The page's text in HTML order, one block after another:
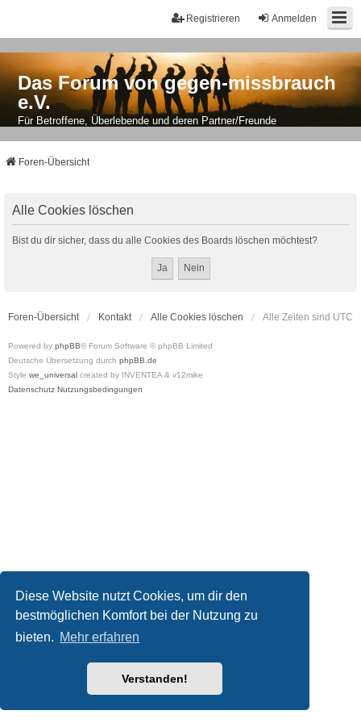
Diese Website nutzt Cookies, um dir den
bestmöglichen Komfort bei der Nutzung zu
bieten. Mehr erfahren
Verstanden!
Anmelden
Registrieren
Das Forum von gegen-missbrauch
e.V.
Für Betroffene, Überlebende und deren Partner/Freunde
Foren-Übersicht
Alle Cookies löschen
Bist du dir sicher, dass du alle Cookies des Boards löschen möchtest?
Foren-Übersicht Kontakt Alle Cookies löschen Alle Zeiten sind UTC
Powered by phpBB® Forum Software © phpBB Limited
Deutsche Übersetzung durch phpBB.de
Style we_universal created by INVENTEA & v12mike
Datenschutz Nutzungsbedingungen